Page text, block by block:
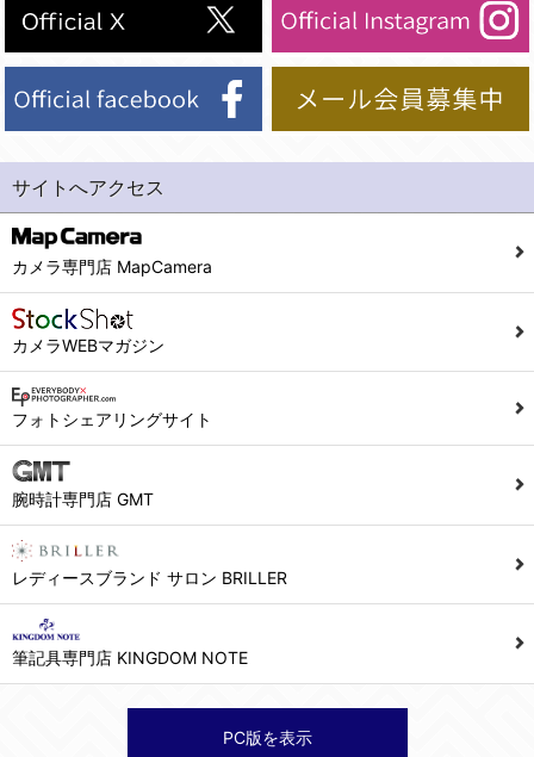
サイトへアクセス
カメラ専門店 MapCamera
カメラWEBマガジン
フォトシェアリングサイト
腕時計専門店 GMT
レディースブランド サロン BRILLER
筆記具専門店 KINGDOM NOTE
PC版を表示